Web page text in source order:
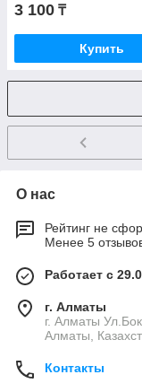
3 100 ₸
Купить
О нас
Рейтинг не
Менее 5
Работает с
г. Алматы
г. Алматы
Алматы,
Контакты